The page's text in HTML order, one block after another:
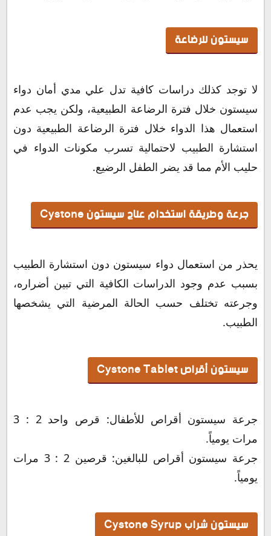
سيستون للرضاعة
لا توجد كذلك دراسات كافية تدل علي مدي أمان دواء
سيستون خلال فترة الرضاعة الطبيعية، ولكن يجب عدم
استعمال هذا الدواء خلال فترة الرضاعة الطبيعية دون
استشارة الطبيب لاحتمالية تسرب مكونات الدواء في
حليب الأم مما قد يضر الطفل الرضيع.
جرعة وطريقة استخدام علاج سيستون Cystone
يحذر من استعمال دواء سيستون دون استشارة الطبيب
بسبب عدم وجود الدراسات الكافية التي تبين أضراره،
وجرعته تختلف حسب الحالة المرضية التي يشخصها
الطبيب.
سيستون أقراص Cystone Tablet
جرعة سيستون أقراص للأطفال: قرص واحد 2 : 3
مرات يومياً.
جرعة سيستون أقراص للبالغين: قرصين 2 : 3 مرات
يومياً.
سيستون شراب Cystone Syrup